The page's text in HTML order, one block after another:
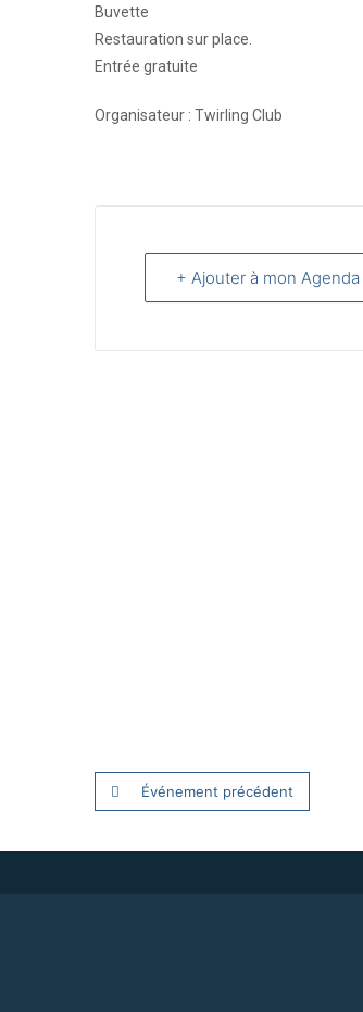
Buvette
Restauration sur place.
Entrée gratuite
Organisateur : Twirling Club
+ Ajouter à mon
Événement précédent